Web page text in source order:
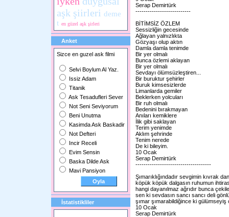
aşk şiirleri deme
t en güzel aşk şirleri
Anket
Sizce en guzel ask filmi
Selvi Boylum Al Yaz.
Issiz Adam
Titanik
Ask Tesadufleri Sever
Not Seni Seviyorum
Beni Unutma
Kasimda Ask Baskadir
Not Defteri
Incir Receli
Evim Sensin
Baska Dilde Ask
Mavi Pansiyon
İstatistikliler
Serap Demirtürk
---------------------------
BİTİMSİZ ÖZLEM
Sessizliğin gecesinde
Ağlayan yalnızlıkta
Gözyaşı olup aktın
Damla damla tenimde
Bir yer olmalı
Bunca özlemi aklayan
Bir yer olmalı
Sevdayı ölümsüzleştiren...
Bir buruktur şehirler
Buruk kimsesizlerde
Limanlarda gemiler
Beklerken yolcuları
Bir ruh olmalı
Bedenini bırakmayan
Anıları kemiklere
İlik gibi saklayan
Terim yenimde
Aklım şehrinde
Tenim nerede
De ki bileyim.
10 Ocak
Serap Demirtürk
-------------------------------------
Şımarıklığındadır sevgimin kıvrak
köpük köpük dalgasın ruhumun
hangi dayanılmaz ağrıdır bunca
sen ki sevdasın sancı sancı deli
şımar şımarabildiğince ki gülümseyiş
10 Ocak
Serap Demirtürk